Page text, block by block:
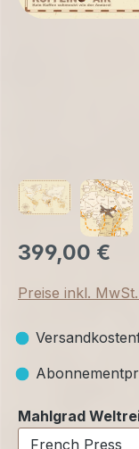
399,00 €
Preise inkl.
Mahlgrad